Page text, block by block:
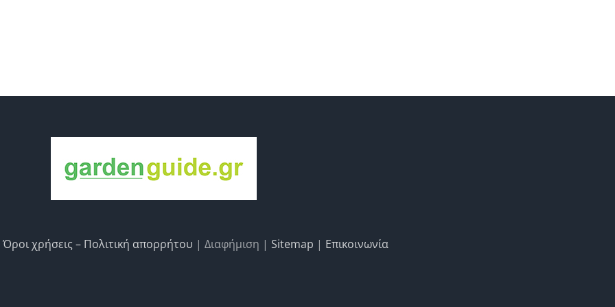
Όροι χρήσεις – Πολιτική απορρήτου | Διαφήμιση | Sitemap | Επικοινωνία